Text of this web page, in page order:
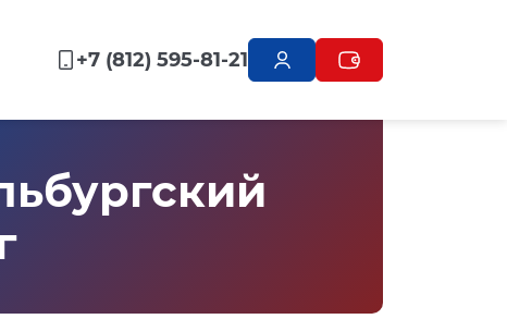
+7 (812) 595-81-21